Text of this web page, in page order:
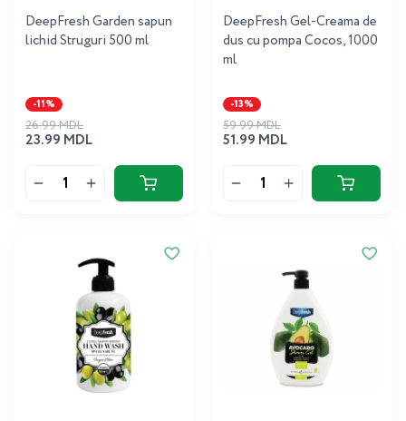
DeepFresh Garden sapun
lichid Struguri 500 ml
-11%
23.99 MDL
26.99 MDL
DeepFresh Gel-Creama de
dus cu pompa Cocos, 1000
ml
-13%
51.99 MDL
59.99 MDL